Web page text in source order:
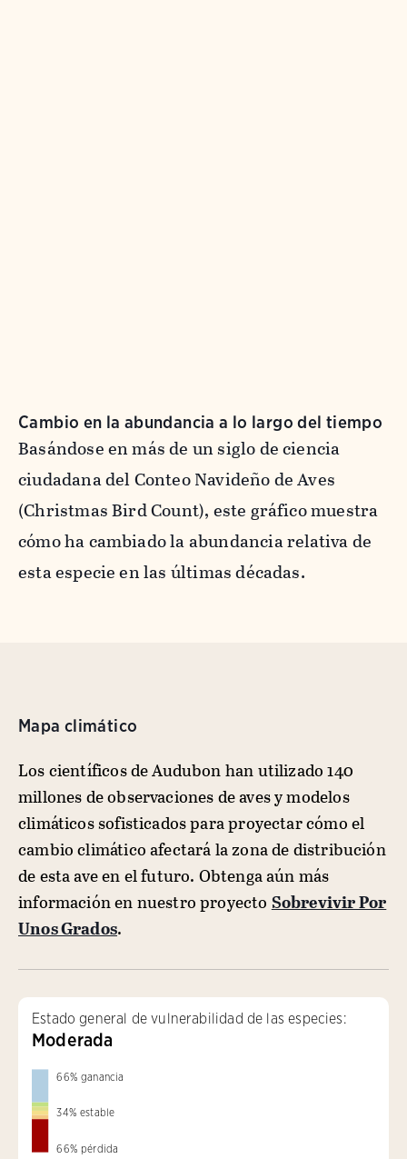
Cambio en la abundancia a lo largo del tiempo
Basándose en más de un siglo de ciencia
ciudadana del Conteo Navideño de Aves
(Christmas Bird Count), este gráfico muestra
cómo ha cambiado la abundancia relativa de
esta especie en las últimas décadas.
Mapa climático
Los científicos de Audubon han utilizado 140
millones de observaciones de aves y modelos
climáticos sofisticados para proyectar cómo el
cambio climático afectará la zona de distribución
de esta ave en el futuro. Obtenga aún más
información en nuestro proyecto Sobrevivir Por
Unos Grados.
Estado general de vulnerabilidad de las especies:
Moderada
66% ganancia
34% estable
66% pérdida